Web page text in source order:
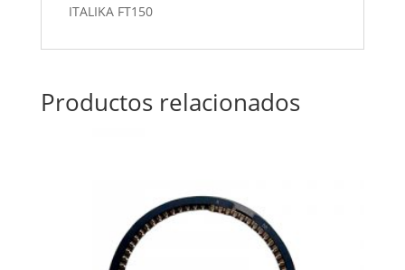
ITALIKA FT150
Productos relacionados